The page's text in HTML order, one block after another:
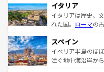
イタリア
イタリアは歴史、
れた国。 ローマの
ろん、トスカーナ
景など、自然景観
ピザやパスタなど
スペイン
イベリア半島のほ
注ぐ地中海沿岸か